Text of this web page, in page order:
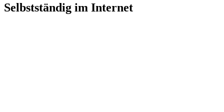
Selbstständig im Internet